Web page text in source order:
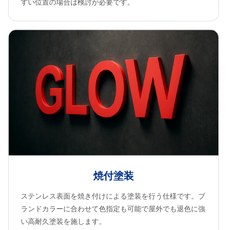
すい位置の場合は検討が必要です。
焼付塗装
ステンレス表面を焼き付けによる塗装を行う仕様です。ブ
ランドカラーに合わせて色指定も可能で屋外でも退色に強
い高耐久塗装を施します。